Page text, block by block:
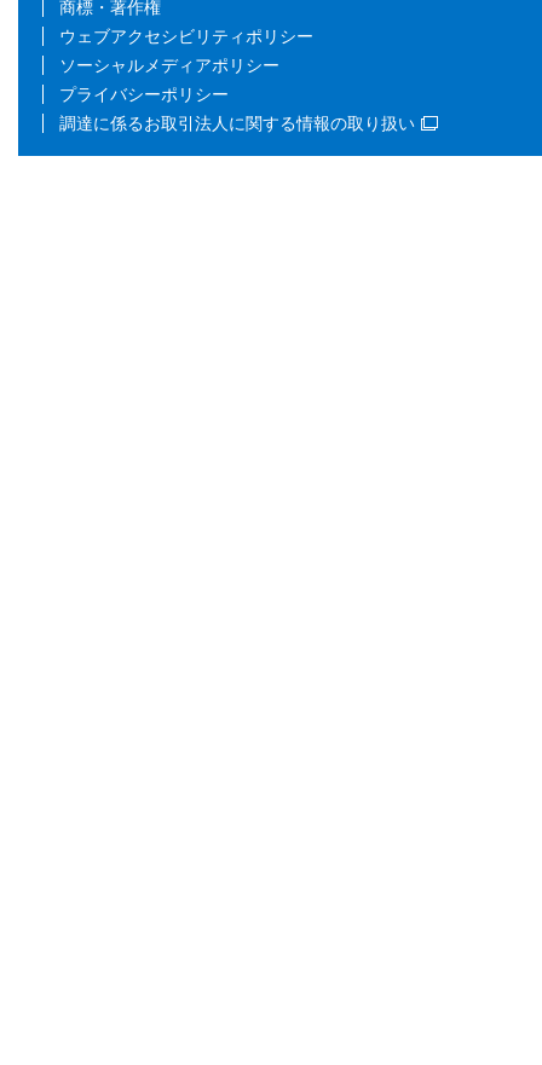
商標・著作権
ウェブアクセシビリティポリシー
ソーシャルメディアポリシー
プライバシーポリシー
調達に係るお取引法人に関する情報の取り扱い